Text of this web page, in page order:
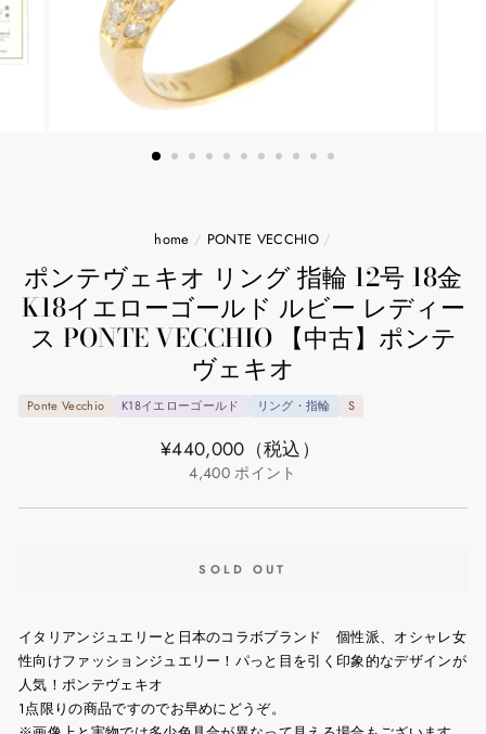
home / PONTE VECCHIO /
ポンテヴェキオ リング 指輪 12号 18金
K18イエローゴールド ルビー レディー
ス PONTE VECCHIO 【中古】ポンテ
ヴェキオ
Ponte Vecchio K18イエローゴールド リング・指輪 S
通
格
¥440,000 （税込）
4,400 ポイント
SOLD OUT
イタリアンジュエリーと日本のコラボブランド 個性派、オシャレ女
性向けファッションジュエリー！パっと目を引く印象的なデザインが
人気！ポンテヴェキオ
1点限りの商品ですのでお早めにどうぞ。